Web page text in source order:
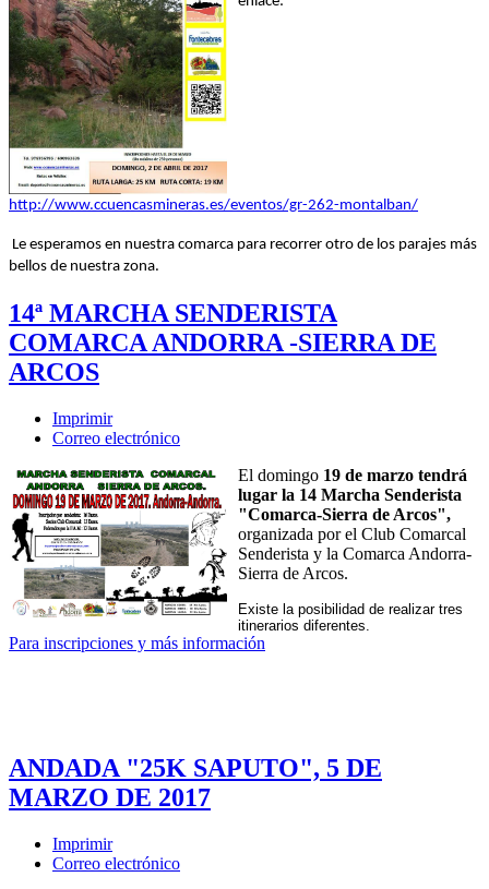
http://www.ccuencasmineras.es/eventos/gr-262-montalban/
Le esperamos en nuestra comarca para recorrer otro de los parajes más
bellos de nuestra zona.
14ª MARCHA SENDERISTA
COMARCA ANDORRA -SIERRA DE
ARCOS
Imprimir
Correo electrónico
El domingo 19 de marzo tendrá
lugar la 14 Marcha Senderista
"Comarca-Sierra de Arcos",
organizada por el Club Comarcal
Senderista y la Comarca Andorra-
Sierra de Arcos.
Existe la posibilidad de realizar tres
itinerarios diferentes.
Para inscripciones y más información
ANDADA "25K SAPUTO", 5 DE
MARZO DE 2017
Imprimir
Correo electrónico